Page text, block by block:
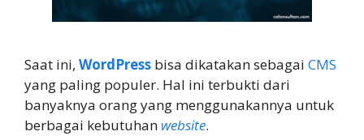
Saat ini, WordPress bisa dikatakan sebagai CMS
yang paling populer. Hal ini terbukti dari
banyaknya orang yang menggunakannya untuk
berbagai kebutuhan website.